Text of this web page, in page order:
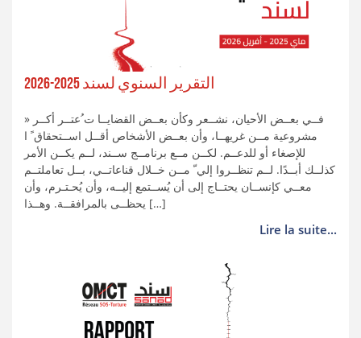
التقرير السنوي لسند 2025-2026
» فــي بعــض الأحيان، نشــعر وكأن بعــض القضايــا ت ُعتــر أكــر
مشروعية مــن غريهــا، وأن بعــض الأشخاص أقــل اســتحقاق ً ا
للإصغاء أو للدعــم. لكــن مــع برنامــج ســند، لــم يكــن الأمر
كذلــك أبــدًا. لــم تنظــروا إلي ّ مــن خــلال قناعاتــي، بــل تعاملتــم
معــي كإنســان يحتــاج إلى أن يُســتمع إليــه، وأن يُحـتـرم، وأن
يحظــى بالمرافقــة. وهــذا […]
Lire la suite...